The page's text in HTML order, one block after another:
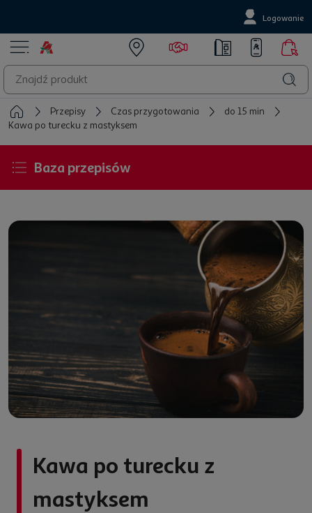
Logowanie
Przepisy Czas przygotowania
do 15 min
Kawa po turecku z mastyksem
Baza przepisów
Kawa po turecku z
mastyksem